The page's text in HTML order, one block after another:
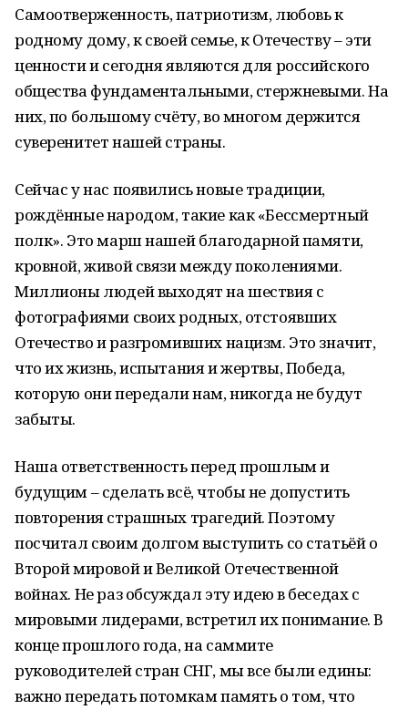
Самоотверженность, патриотизм, любовь к
родному дому, к своей семье, к Отечеству – эти
ценности и сегодня являются для российского
общества фундаментальными, стержневыми. На
них, по большому счёту, во многом держится
суверенитет нашей страны.
Сейчас у нас появились новые традиции,
рождённые народом, такие как «Бессмертный
полк». Это марш нашей благодарной памяти,
кровной, живой связи между поколениями.
Миллионы людей выходят на шествия с
фотографиями своих родных, отстоявших
Отечество и разгромивших нацизм. Это значит,
что их жизнь, испытания и жертвы, Победа,
которую они передали нам, никогда не будут
забыты.
Наша ответственность перед прошлым и
будущим – сделать всё, чтобы не допустить
повторения страшных трагедий. Поэтому
посчитал своим долгом выступить со статьёй о
Второй мировой и Великой Отечественной
войнах. Не раз обсуждал эту идею в беседах с
мировыми лидерами, встретил их понимание. В
конце прошлого года, на саммите
руководителей стран СНГ, мы все были едины:
важно передать потомкам память о том, что